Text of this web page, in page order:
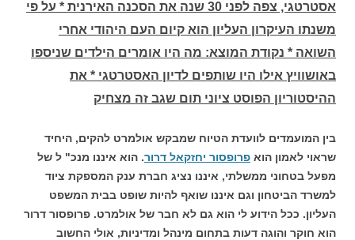
אסטרטגי, צפה לפני 30 שנה את הסכנה האירנית * על פי
משנתו העיקרון העליון הוא קיום העם היהודי אחרי
השואה * נקודת המוצא: מה היו אומרים הילדים שניספו
באושוויץ אילו היו שותפים לדיון האסטרטגי * את
ההיסטוריון הפוסט ציוני תום שגב זה מצחיק
בין המועמדים לוועדת הטיוח שמבקש אולמרט להקים, היחיד
שראוי לאמון הוא פרופסור יחזקאל דרור. הוא איננו מנכ" ל של
מפעל בטחוני ממשלתי, איננו נציג חברת ענק המספקת ציוד
למשרד הביטחון וגם איננו שואף להיות שופט בבית המשפט
העליון. ככל הידוע לי הוא גם לא חבר של אולמרט. פרופסור דרור
הוא חוקר והוגה דעות בתחום מינהל ומדיניות, אולי החשוב